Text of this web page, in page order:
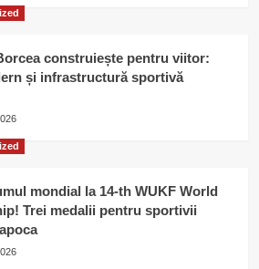
construiește pentru viitor:
și infrastructură sportivă
mondial la 14-th WUKF World
Trei medalii pentru sportivii